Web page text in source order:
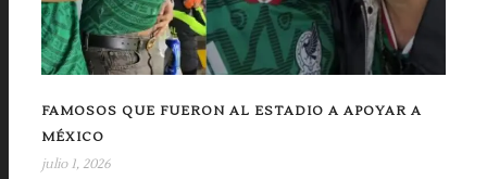
FAMOSOS QUE FUERON AL ESTADIO A APOYAR A
MÉXICO
julio 1, 2026